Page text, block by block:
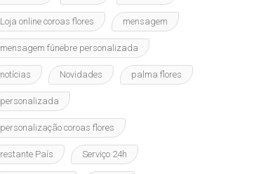
Loja online coroas flores mensagem
mensagem fúnebre personalizada
notícias Novidades palma flores
personalizada
personalização coroas flores
restante País Serviço 24h